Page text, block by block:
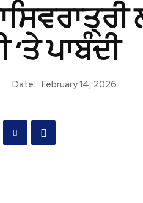
‘ਤੇ ਪਾਬੰਦੀ
Date: February 14, 2026